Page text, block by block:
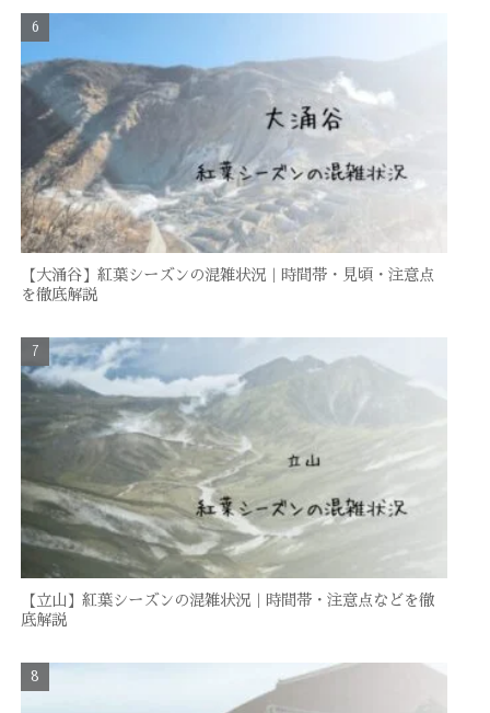
【大涌谷】紅葉シーズンの混雑状況｜時間帯・見頃・注意点
を徹底解説
【立山】紅葉シーズンの混雑状況｜時間帯・注意点などを徹
底解説